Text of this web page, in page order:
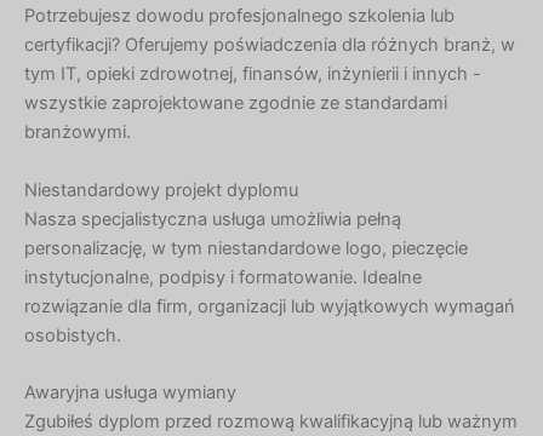
Potrzebujesz dowodu profesjonalnego szkolenia lub
certyfikacji? Oferujemy poświadczenia dla różnych branż, w
tym IT, opieki zdrowotnej, finansów, inżynierii i innych -
wszystkie zaprojektowane zgodnie ze standardami
branżowymi.
Niestandardowy projekt dyplomu
Nasza specjalistyczna usługa umożliwia pełną
personalizację, w tym niestandardowe logo, pieczęcie
instytucjonalne, podpisy i formatowanie. Idealne
rozwiązanie dla firm, organizacji lub wyjątkowych wymagań
osobistych.
Awaryjna usługa wymiany
Zgubiłeś dyplom przed rozmową kwalifikacyjną lub ważnym